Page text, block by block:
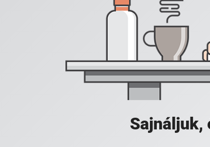
Sajnáljuk,